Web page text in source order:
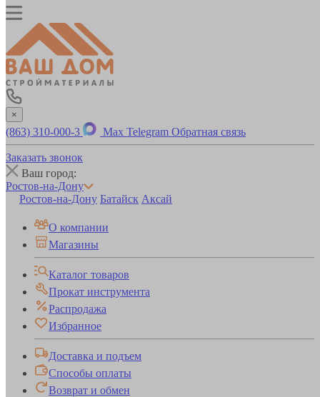
×
(863) 310-000-3 Max Telegram Обратная связь
Заказать звонок
Ваш город:
Ростов-на-Дону
Ростов-на-Дону Батайск Аксай
О компании
Магазины
Каталог товаров
Прокат инструмента
Распродажа
Избранное
Доставка и подъем
Способы оплаты
Возврат и обмен